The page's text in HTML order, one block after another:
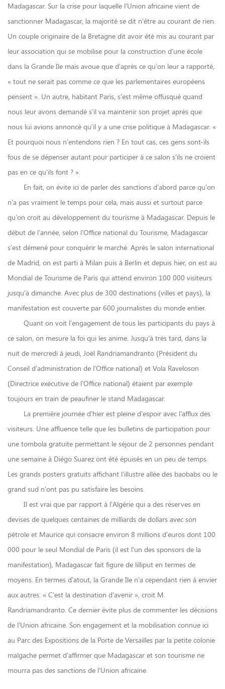
Madagascar. Sur la crise pour laquelle l’Union africaine vient de
sanctionner Madagascar, la majorité se dit n’être au courant de rien.
Un couple originaire de la Bretagne dit avoir été mis au courant par
leur association qui se mobilise pour la construction d’une école
dans la Grande Ile mais avoue que d’après ce qu’on leur a rapporté,
« tout ne serait pas comme ce que les parlementaires européens
pensent ». Un autre, habitant Paris, s’est même offusqué quand
nous leur avons demandé s’il va maintenir son projet après que
nous lui avions annoncé qu’il y a une crise politique à Madagascar. «
Et pourquoi nous n’entendons rien ? En tout cas, ces gens sont-ils
fous de se dépenser autant pour participer à ce salon s’ils ne croient
pas en ce qu’ils font ? ».
En fait, on évite ici de parler des sanctions d’abord parce qu’on
n’a pas vraiment le temps pour cela, mais aussi et surtout parce
qu’on croit au développement du tourisme à Madagascar. Depuis le
début de l’année, selon l’Office national du Tourisme, Madagascar
s’est démené pour conquérir le marché. Après le salon international
de Madrid, on est parti à Milan puis à Berlin et depuis hier, on est au
Mondial de Tourisme de Paris qui attend environ 100 000 visiteurs
jusqu’à dimanche. Avec plus de 300 destinations (villes et pays), la
manifestation est couverte par 600 journalistes du monde entier.
Quant on voit l’engagement de tous les participants du pays à
ce salon, on mesure la foi qui les anime. Jusqu’à très tard, dans la
nuit de mercredi à jeudi, Joël Randriamandranto (Président du
Conseil d’administration de l’Office national) et Vola Raveloson
(Directrice exécutive de l’Office national) étaient par exemple
toujours en train de peaufiner le stand Madagascar.
La première journée d’hier est pleine d’espoir avec l’afflux des
visiteurs. Une affluence telle que les bulletins de participation pour
une tombola gratuite permettant le séjour de 2 personnes pendant
une semaine à Diégo Suarez ont été épuisés en un peu de temps.
Les grands posters gratuits affichant l’illustre allée des baobabs ou le
grand sud n’ont pas pu satisfaire les besoins.
Il est vrai que par rapport à l’Algérie qui a des réserves en
devises de quelques centaines de milliards de dollars avec son
pétrole et Maurice qui consacre environ 8 millions d’euros dont 100
000 pour le seul Mondial de Paris (il est l’un des sponsors de la
manifestation), Madagascar fait figure de lilliput en termes de
moyens. En termes d’atout, la Grande Ile n’a cependant rien à envier
aux autres. « C’est la destination d’avenir », croit M.
Randriamandranto. Ce dernier évite plus de commenter les décisions
de l’Union africaine. Son engagement et la mobilisation connue ici
au Parc des Expositions de la Porte de Versailles par la petite colonie
malgache permet d’affirmer que Madagascar et son tourisme ne
mourra pas des sanctions de l’Union africaine.